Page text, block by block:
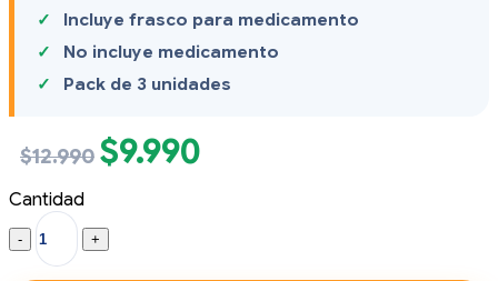
Incluye frasco para medicamento
No incluye medicamento
Pack de 3 unidades
$12.990 El
precio
$12.990.
$9.990
Cantidad
Kit
de
Nebulizar